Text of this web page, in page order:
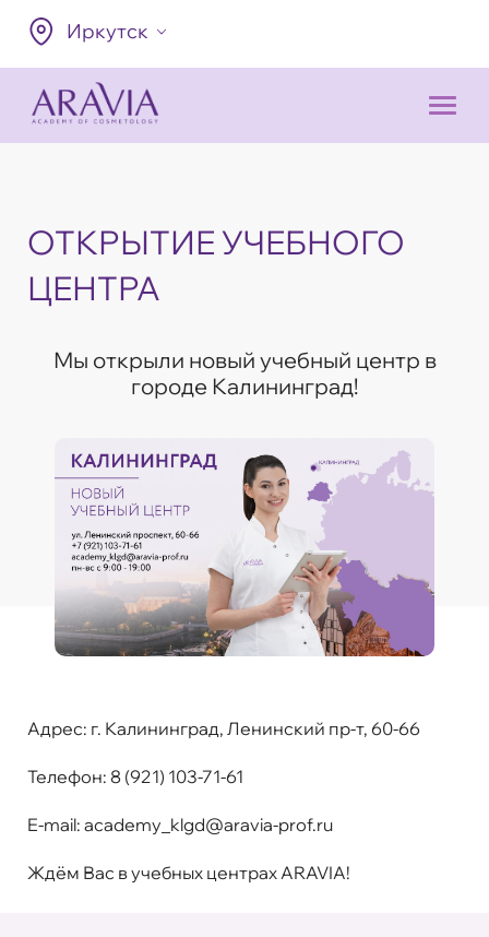
Иркутск
ОТКРЫТИЕ УЧЕБНОГО
ЦЕНТРА
Мы открыли новый учебный центр в
городе Калининград!
Адрес: г. Калининград, Ленинский пр-т, 60-66
Телефон: 8 (921) 103-71-61
E-mail: academy_klgd@aravia-prof.ru
Ждём Вас в учебных центрах ARAVIA!